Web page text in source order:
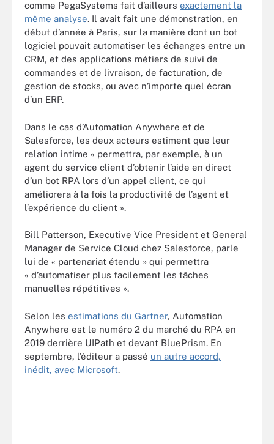
comme PegaSystems fait d’ailleurs exactement la
même analyse. Il avait fait une démonstration, en
début d’année à Paris, sur la manière dont un bot
logiciel pouvait automatiser les échanges entre un
CRM, et des applications métiers de suivi de
commandes et de livraison, de facturation, de
gestion de stocks, ou avec n’importe quel écran
d’un ERP.
Dans le cas d’Automation Anywhere et de
Salesforce, les deux acteurs estiment que leur
relation intime « permettra, par exemple, à un
agent du service client d’obtenir l’aide en direct
d’un bot RPA lors d’un appel client, ce qui
améliorera à la fois la productivité de l’agent et
l’expérience du client ».
Bill Patterson, Executive Vice President et General
Manager de Service Cloud chez Salesforce, parle
lui de « partenariat étendu » qui permettra
« d’automatiser plus facilement les tâches
manuelles répétitives ».
Selon les estimations du Gartner, Automation
Anywhere est le numéro 2 du marché du RPA en
2019 derrière UIPath et devant BluePrism. En
septembre, l’éditeur a passé un autre accord,
inédit, avec Microsoft.